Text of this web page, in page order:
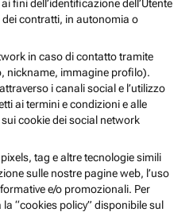
fini dell’identificazione dell’Utente
contratti, in autonomia o
in caso di contatto tramite
nickname, immagine profilo).
i canali social e l’utilizzo
ai termini e condizioni e alle
cookie dei social network
tag e altre tecnologie simili
sulle nostre pagine web, l’uso
e/o promozionali. Per
“cookies policy” disponibile sul